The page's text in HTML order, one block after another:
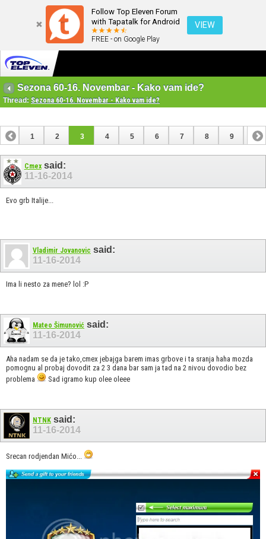
Follow Top Eleven Forum
with Tapatalk for Android
FREE - on Google Play
VIEW
Sezona 60-16. Novembar - Kako vam ide?
Thread: Sezona 60-16. Novembar - Kako vam ide?
1 2 3 4 5 6 7 8 9 10
12
Cmexsaid:
11-16-2014
Evo grb Italije...
Vladimir Jovanovic said:
11-16-2014
Ima li nesto za mene? lol :P
Mateo Šimunović said:
11-16-2014
Aha nadam se da je tako,cmex jebajga barem imas grbove i ta sranja haha mozda
pomognu al probaj dovodit za 2 3 dana bar sam ja tad na 2 nivou dovodio bez
problema
Sad igramo kup olee oleee
NTNK said:
11-16-2014
Srecan rodjendan Mićo...